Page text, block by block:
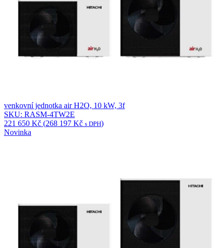
venkovní jednotka air H2O, 10 kW, 3f
SKU: RASM-4TW2E
221 650 Kč (268 197 Kč s DPH)
Novinka